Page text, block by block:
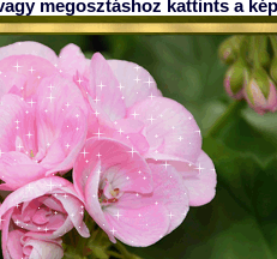
megosztáshoz kattints a